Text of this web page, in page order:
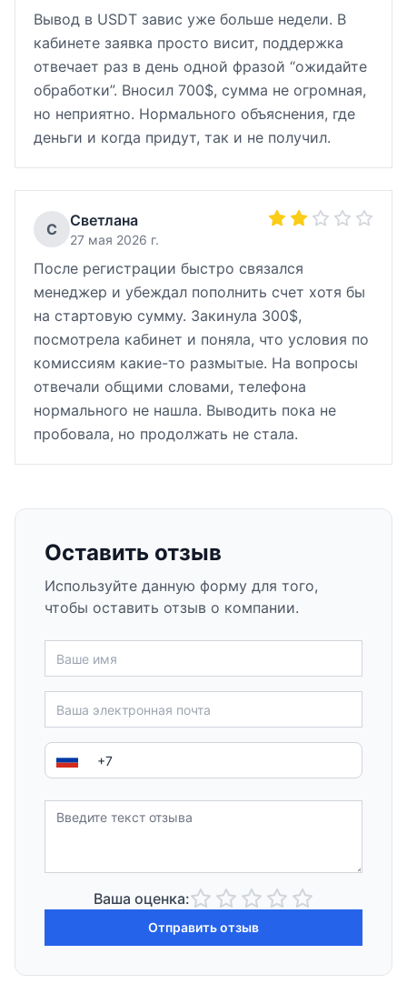
Вывод в USDT завис уже больше недели. В
кабинете заявка просто висит, поддержка
отвечает раз в день одной фразой “ожидайте
обработки”. Вносил 700$, сумма не огромная,
но неприятно. Нормального объяснения, где
деньги и когда придут, так и не получил.
С Светлана
27 мая 2026 г.
После регистрации быстро связался
менеджер и убеждал пополнить счет хотя бы
на стартовую сумму. Закинула 300$,
посмотрела кабинет и поняла, что условия по
комиссиям какие-то размытые. На вопросы
отвечали общими словами, телефона
нормального не нашла. Выводить пока не
пробовала, но продолжать не стала.
Оставить отзыв
Используйте данную форму для того,
чтобы оставить отзыв о компании.
Ваша оценка:
Отправить отзыв